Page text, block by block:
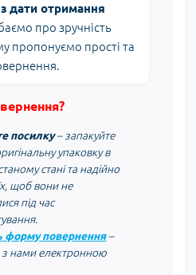
дати отримання
про зручність
пропонуємо прості та
посилку– запакуйте
упаковку в
стані та надійно
щоб вони не
під час
форму повернення–
з нами електронною